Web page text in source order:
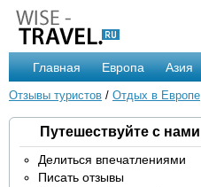
Главная Европа Азия
Отзывы туристов / Отдых в Европе
Путешествуйте с нами
Делиться впечатлениями
Писать отзывы